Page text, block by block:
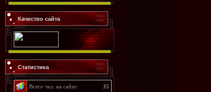
Качество сайта
Статистика
Всего чел. на сайте: 35